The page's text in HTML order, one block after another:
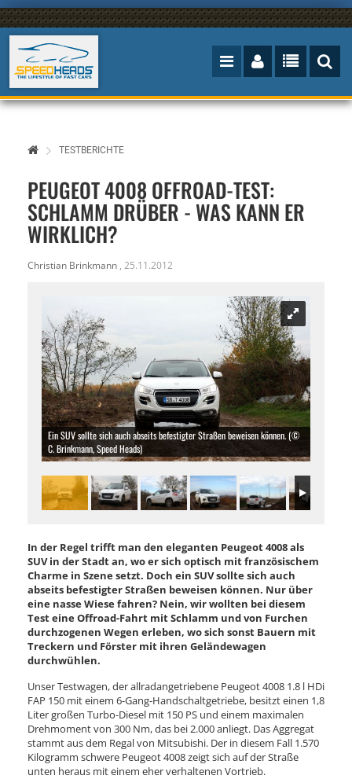
TESTBERICHTE
PEUGEOT 4008 OFFROAD-TEST:
SCHLAMM DRÜBER - WAS KANN ER
WIRKLICH?
Christian Brinkmann , 25.11.2012
Ein SUV sollte sich auch abseits befestigter Straßen beweisen können. (©
C. Brinkmann, Speed Heads)
In der Regel trifft man den eleganten Peugeot 4008 als
SUV in der Stadt an, wo er sich optisch mit französischem
Charme in Szene setzt. Doch ein SUV sollte sich auch
abseits befestigter Straßen beweisen können. Nur über
eine nasse Wiese fahren? Nein, wir wollten bei diesem
Test eine Offroad-Fahrt mit Schlamm und von Furchen
durchzogenen Wegen erleben, wo sich sonst Bauern mit
Treckern und Förster mit ihren Geländewagen
durchwühlen.
Unser Testwagen, der allradangetriebene Peugeot 4008 1.8 l HDi
FAP 150 mit einem 6-Gang-Handschaltgetriebe, besitzt einen 1,8
Liter großen Turbo-Diesel mit 150 PS und einem maximalen
Drehmoment von 300 Nm, das bei 2.000 anliegt. Das Aggregat
stammt aus dem Regal von Mitsubishi. Der in diesem Fall 1.570
Kilogramm schwere Peugeot 4008 zeigt sich auf der Straße
unten heraus mit einem eher verhaltenen Vortrieb.